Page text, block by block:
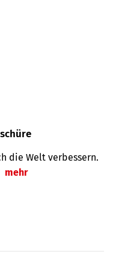
die Welt verbessern.
mehr